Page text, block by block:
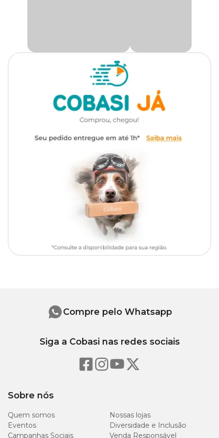
mais tranquilidade no dia a dia.
Protetor de Porta Comfort Door
Compacto, resistente e funcional, oprotetor de porta
para proteger a casa de correntes de ar e evitar a entrada de
agentes externos. Uma escolha prática e inteligente para manter
seu lar mais limpo e silencioso.
É instalado através de pressão na base da porta, permitindo
que possa ser retirado para lavar
Permite que seja cortado e ajustado para diferentes tamanhos
Produto leve, projetado para se adaptar a qualquer porta
Não danifica o piso nem a porta onde é instalado
Combina com diferentes tipos de piso: porcelanato, cerâmica,
laminado, vinílico, madeira e carpete
Não absorve água nem prolifera fungos
Medidas aproximadas
80 cm 12 cm
Tecido 100% Poliéster Impermeável e Espuma 100% Polietileno
Sobre nós
Quem somos
Nossas lojas
Eventos
Diversidade e Inclusão
Campanhas Sociais
Venda Responsável
Compre pelo Whatsapp
Siga a Cobasi nas redes sociais